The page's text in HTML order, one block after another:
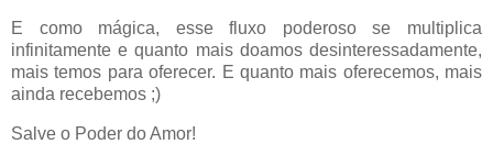
E como mágica, esse fluxo poderoso se multiplica
infinitamente e quanto mais doamos desinteressadamente,
mais temos para oferecer. E quanto mais oferecemos, mais
ainda recebemos ;)
Salve o Poder do Amor!